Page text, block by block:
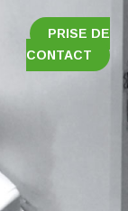
PRISE DE
CONTACT